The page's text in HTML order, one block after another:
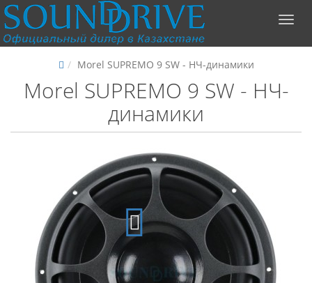
Morel SUPREMO 9 SW - НЧ-динамики
Morel SUPREMO 9 SW - НЧ-
динамики